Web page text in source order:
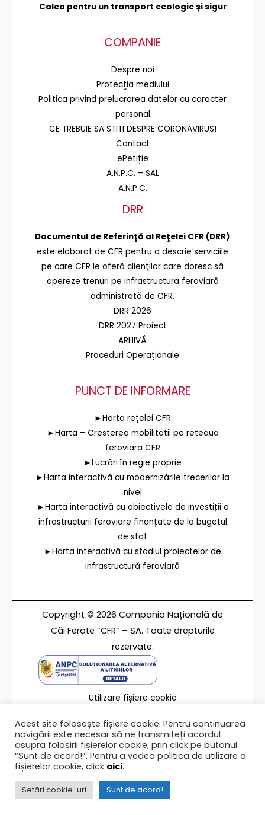
Calea pentru un transport ecologic și sigur
COMPANIE
Despre noi
Protecţia mediului
Politica privind prelucrarea datelor cu caracter
personal
CE TREBUIE SA STITI DESPRE CORONAVIRUS!
Contact
ePetiție
A.N.P.C. – SAL
A.N.P.C.
DRR
Documentul de Referinţă al Reţelei CFR (DRR)
este elaborat de CFR pentru a descrie serviciile
pe care CFR le oferă clienţilor care doresc să
opereze trenuri pe infrastructura feroviară
administrată de CFR.
DRR 2026
DRR 2027 Proiect
ARHIVĂ
Proceduri Operaționale
PUNCT DE INFORMARE
►Harta rețelei CFR
►Harta – Cresterea mobilitatii pe reteaua
feroviara CFR
►Lucrări în regie proprie
►Harta interactivă cu modernizările trecerilor la
nivel
►Harta interactivă cu obiectivele de investiții a
infrastructurii feroviare finanțate de la bugetul
de stat
►Harta interactivă cu stadiul proiectelor de
infrastructură feroviară
Copyright © 2026 Compania Națională de
Căi Ferate ”CFR” – SA. Toate drepturile
rezervate.
Utilizare fișiere cookie
Contact
Ultima modificare a paginii 19/02/2025
Acest site folosește fișiere cookie. Pentru continuarea
navigării este necesar să ne transmiteți acordul
asupra folosirii fișierelor cookie, prin click pe butonul
“Sunt de acord!”. Pentru a vedea politica de utilizare a
fișierelor cookie, click aici.
Setări cookie-uri Sunt de acord!